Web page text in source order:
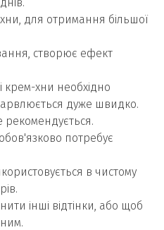
для отримання більшої
створює ефект
крем-хни необхідно
дуже швидко.
потребує
в чистому
інші відтінки, або щоб